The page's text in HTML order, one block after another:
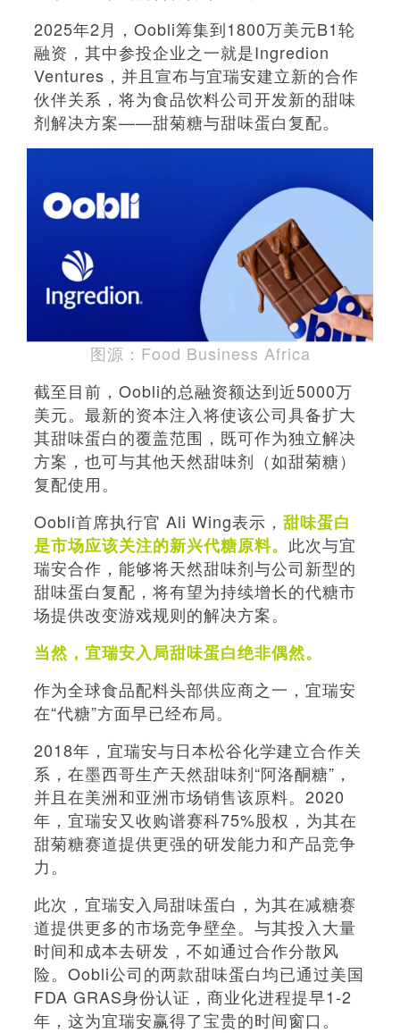
2025年2月，Oobli筹集到1800万美元B1轮
融资，其中参投企业之一就是Ingredion
Ventures，并且宣布与宜瑞安建立新的合作
伙伴关系，将为食品饮料公司开发新的甜味
剂解决方案——甜菊糖与甜味蛋白复配。
图源：Food Business Africa
截至目前，Oobli的总融资额达到近5000万
美元。最新的资本注入将使该公司具备扩大
其甜味蛋白的覆盖范围，既可作为独立解决
方案，也可与其他天然甜味剂（如甜菊糖）
复配使用。
Oobli首席执行官 Ali Wing表示， 甜味蛋白
是市场应该关注的新兴代糖原料。 此次与宜
瑞安合作，能够将天然甜味剂与公司新型的
甜味蛋白复配，将有望为持续增长的代糖市
场提供改变游戏规则的解决方案。
当然， 宜瑞安入局甜味蛋白绝非偶然。
作为全球食品配料头部供应商之一，宜瑞安
在“代糖”方面早已经布局。
2018年，宜瑞安与日本松谷化学建立合作关
系，在墨西哥生产天然甜味剂“阿洛酮糖”，
并且在美洲和亚洲市场销售该原料。2020
年，宜瑞安又收购谱赛科75%股权，为其在
甜菊糖赛道提供更强的研发能力和产品竞争
力。
此次，宜瑞安入局甜味蛋白，为其在减糖赛
道提供更多的市场竞争壁垒。与其投入大量
时间和成本去研发，不如通过合作分散风
险。Oobli公司的两款甜味蛋白均已通过美国
FDA GRAS身份认证，商业化进程提早1-2
年，这为宜瑞安赢得了宝贵的时间窗口。